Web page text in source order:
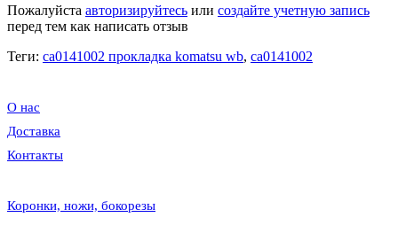
Пожалуйста авторизируйтесь или создайте учетную запись
перед тем как написать отзыв
Теги: ca0141002 прокладка komatsu wb, ca0141002
О нас
Доставка
Контакты
Коронки, ножи, бокорезы